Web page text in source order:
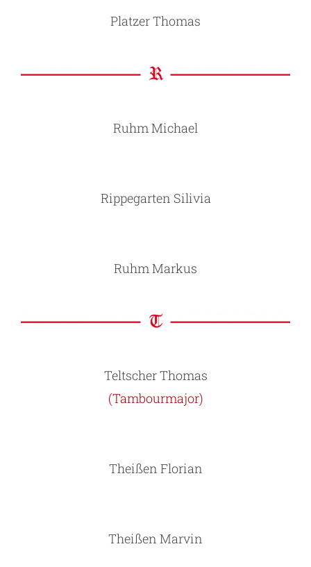
Platzer Thomas
Ruhm Michael
Rippegarten Silivia
Ruhm Markus
Teltscher Thomas
(Tambourmajor)
Theißen Florian
Theißen Marvin